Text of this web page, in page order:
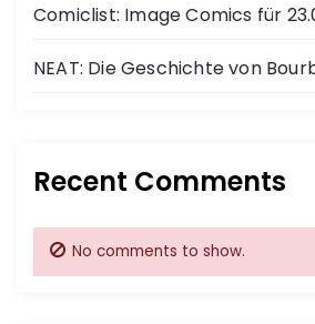
Comiclist: Image Comics für
NEAT: Die Geschichte von
Recent Comments
No comments to show.